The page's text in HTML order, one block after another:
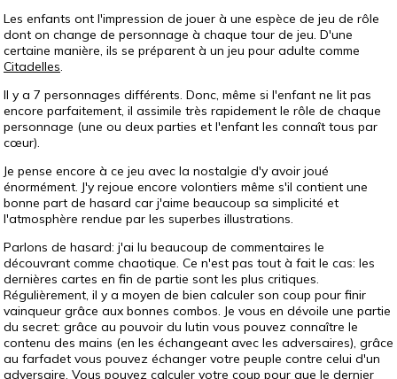
Les enfants ont l'impression de jouer à une espèce de jeu de rôle
dont on change de personnage à chaque tour de jeu. D'une
certaine manière, ils se préparent à un jeu pour adulte comme
Citadelles.
Il y a 7 personnages différents. Donc, même si l'enfant ne lit pas
encore parfaitement, il assimile très rapidement le rôle de chaque
personnage (une ou deux parties et l'enfant les connaît tous par
cœur).
Je pense encore à ce jeu avec la nostalgie d'y avoir joué
énormément. J'y rejoue encore volontiers même s'il contient une
bonne part de hasard car j'aime beaucoup sa simplicité et
l'atmosphère rendue par les superbes illustrations.
Parlons de hasard: j'ai lu beaucoup de commentaires le
découvrant comme chaotique. Ce n'est pas tout à fait le cas: les
dernières cartes en fin de partie sont les plus critiques.
Régulièrement, il y a moyen de bien calculer son coup pour finir
vainqueur grâce aux bonnes combos. Je vous en dévoile une partie
du secret: grâce au pouvoir du lutin vous pouvez connaître le
contenu des mains (en les échangeant avec les adversaires), grâce
au farfadet vous pouvez échanger votre peuple contre celui d'un
adversaire. Vous pouvez calculer votre coup pour que le dernier